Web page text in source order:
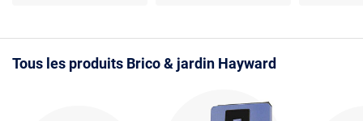
Tous les produits Brico & jardin Hayward